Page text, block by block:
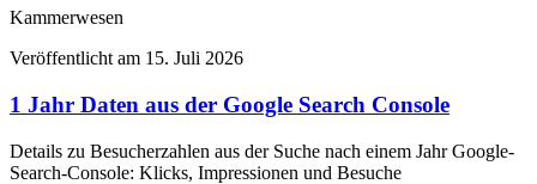
Kammerwesen
Veröffentlicht am 15. Juli 2026
1 Jahr Daten aus der Google Search Console
Details zu Besucherzahlen aus der Suche nach einem Jahr Google-
Search-Console: Klicks, Impressionen und Besuche